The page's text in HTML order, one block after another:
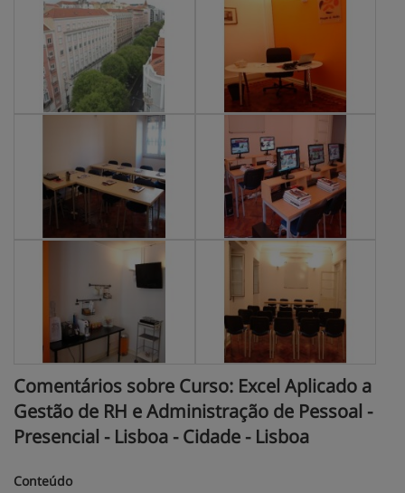
Comentários sobre Curso: Excel Aplicado a
Gestão de RH e Administração de Pessoal -
Presencial - Lisboa - Cidade - Lisboa
Conteúdo